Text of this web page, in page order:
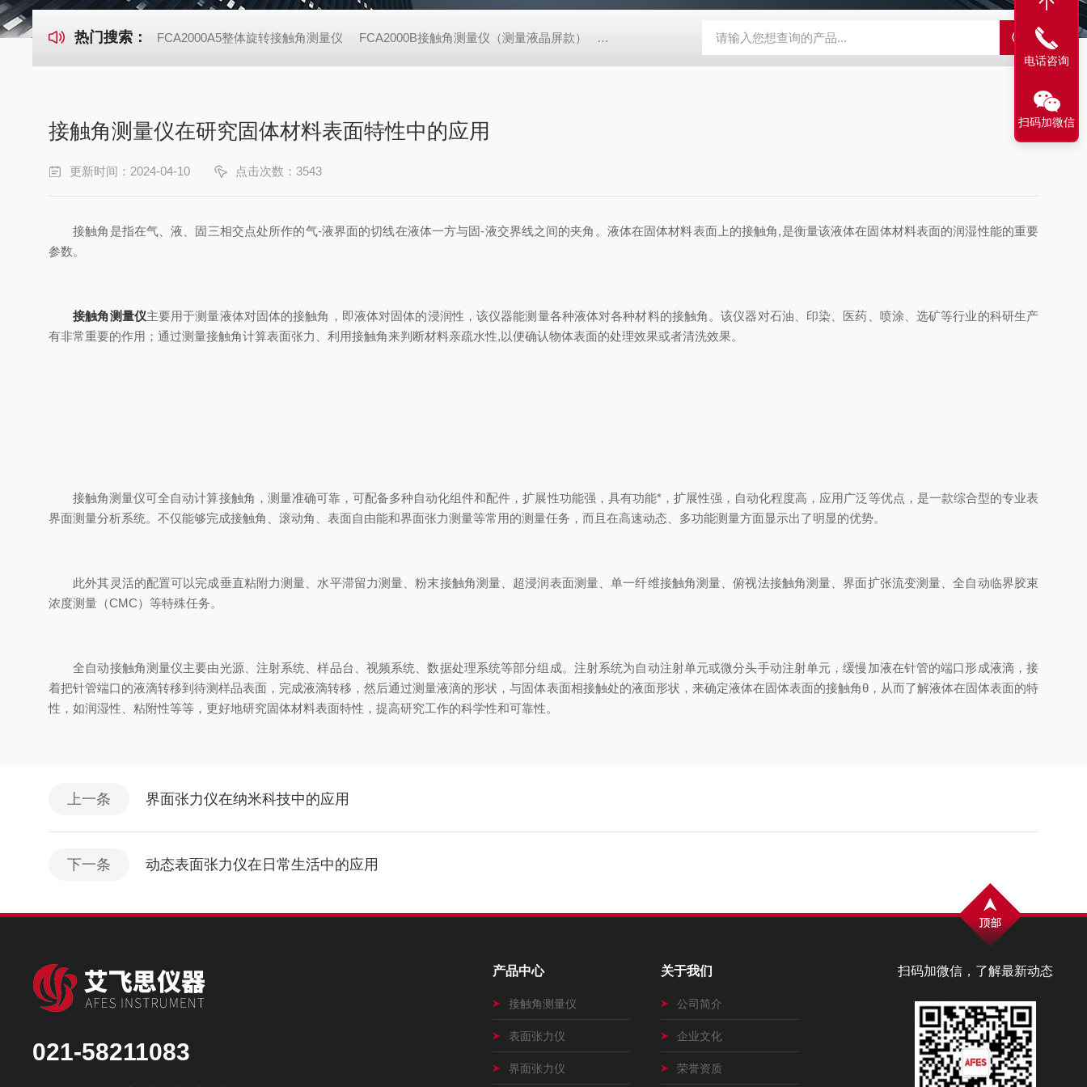
热门搜索： FCA2000A5整体旋转接触角测量仪 FCA2000B接触角测量仪（测量液晶屏款） 动态表面张力仪 TX500C PRO视频旋转滴界面张力仪 FST200A全自动表面张力仪
接触角测量仪在研究固体材料表面特性中的应用
更新时间：2024-04-10 点击次数：3543
接触角是指在气、液、固三相交点处所作的气-液界面的切线在液体一方与固-液交界线之间的夹角。液体在固体材料表面上的接触角,是衡量该液体在固体材料表面的润湿性能的重要
参数。
接触角测量仪主要用于测量液体对固体的接触角，即液体对固体的浸润性，该仪器能测量各种液体对各种材料的接触角。该仪器对石油、印染、医药、喷涂、选矿等行业的科研生产
有非常重要的作用；通过测量接触角计算表面张力、利用接触角来判断材料亲疏水性,以便确认物体表面的处理效果或者清洗效果。
接触角测量仪可全自动计算接触角，测量准确可靠，可配备多种自动化组件和配件，扩展性功能强，具有功能*，扩展性强，自动化程度高，应用广泛等优点，是一款综合型的专业表
界面测量分析系统。不仅能够完成接触角、滚动角、表面自由能和界面张力测量等常用的测量任务，而且在高速动态、多功能测量方面显示出了明显的优势。
此外其灵活的配置可以完成垂直粘附力测量、水平滞留力测量、粉末接触角测量、超浸润表面测量、单一纤维接触角测量、俯视法接触角测量、界面扩张流变测量、全自动临界胶束
浓度测量（CMC）等特殊任务。
全自动接触角测量仪主要由光源、注射系统、样品台、视频系统、数据处理系统等部分组成。注射系统为自动注射单元或微分头手动注射单元，缓慢加液在针管的端口形成液滴，接
着把针管端口的液滴转移到待测样品表面，完成液滴转移，然后通过测量液滴的形状，与固体表面相接触处的液面形状，来确定液体在固体表面的接触角θ，从而了解液体在固体表面的特
性，如润湿性、粘附性等等，更好地研究固体材料表面特性，提高研究工作的科学性和可靠性。
上一条 界面张力仪在纳米科技中的应用
下一条 动态表面张力仪在日常生活中的应用
扫码加微信，了解最新动态
021-58211083
产品中心
接触角测量仪
表面张力仪
界面张力仪
关于我们
公司简介
企业文化
荣誉资质
电话咨询
扫码加微信